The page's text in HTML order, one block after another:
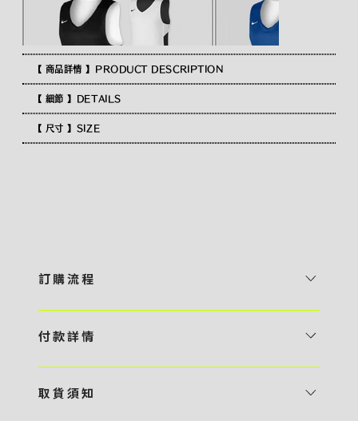
【 商品詳情 】PRODUCT DESCRIPTION
【 細節 】DETAILS
【 尺寸 】SIZE
訂 購 流 程
預 約 〉，參看官網上的商品目錄和作品照片去選擇心儀的款式，同時可
報價 貴客可透過電郵方式或 WhatsApp 平台提交定製資料，4AM 團
付 款 詳 情
・ Payme ・ 現金機入數 ・ 銀行櫃檯入數 ・ ATM自動櫃員機轉帳 ・
取 貨 須 知